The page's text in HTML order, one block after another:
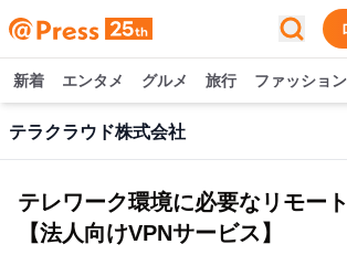
新着 エンタメ グルメ 旅行 ファッショ
テラクラウド株式会社
テレワーク環境に必要なリモー
【法人向けVPNサービス】